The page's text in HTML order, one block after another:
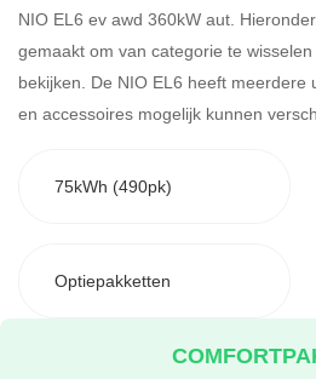
NIO EL6 ev awd 360kW aut.
gemaakt om van categorie te
bekijken. De NIO EL6 heeft meerdere
en accessoires mogelijk kunnen
75kWh (490pk)
Optiepakketten